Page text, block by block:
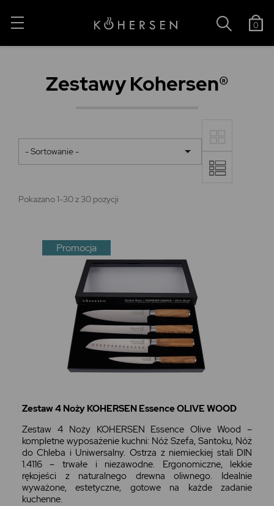
0
Zestawy Kohersen®
- Sortowanie - 
Pokazano 1-30 z 30 pozycji
Promocja
Zestaw 4 Noży KOHERSEN Essence OLIVE WOOD
Zestaw 4 Noży KOHERSEN Essence Olive Wood –
kompletne wyposażenie kuchni: Nóż Szefa, Santoku, Nóż
do Chleba i Uniwersalny. Ostrza z niemieckiej stali DIN
1.4116 – trwałe i niezawodne. Ergonomiczne, lekkie
rękojeści z naturalnego drewna oliwnego. Idealnie
wyważone, estetyczne, gotowe na każde zadanie
kuchenne.